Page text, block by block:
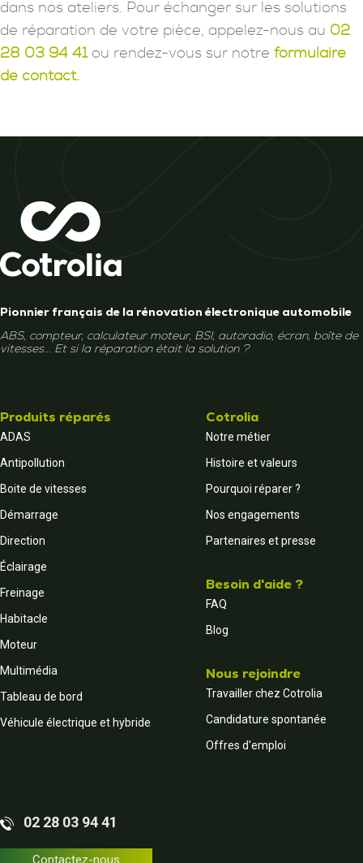
dans nos ateliers. Pour échanger sur les solutions
de réparation de votre pièce, appelez-nous au 02
28 03 94 41ou rendez-vous sur notre formulaire
de contact.
Pionnier français de la rénovation électronique automobile
ABS, compteur, calculateur moteur, BSI, autoradio, écran, boîte de
vitesses... Et si la réparation était la solution ?
Produits réparés
ADAS
Antipollution
Boite de vitesses
Démarrage
Direction
Éclairage
Freinage
Habitacle
Moteur
Multimédia
Tableau de bord
Véhicule électrique et hybride
Cotrolia
Notre métier
Histoire et valeurs
Pourquoi réparer ?
Nos engagements
Partenaires et presse
Besoin d'aide ?
FAQ
Blog
Nous rejoindre
Travailler chez Cotrolia
Candidature spontanée
Offres d'emploi
02 28 03 94 41
Contactez-nous